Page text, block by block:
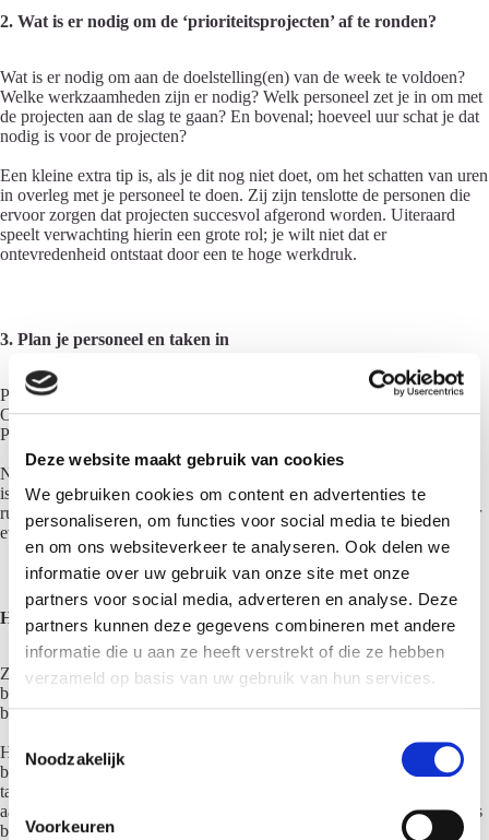
Deze website maakt gebruik van cookies
We gebruiken cookies om content en advertenties te
personaliseren, om functies voor social media te bieden
en om ons websiteverkeer te analyseren. Ook delen we
informatie over uw gebruik van onze site met onze
partners voor social media, adverteren en analyse. Deze
partners kunnen deze gegevens combineren met andere
informatie die u aan ze heeft verstrekt of die ze hebben
verzameld op basis van uw gebruik van hun services.
o
e
s
Noodzakelijk
Voorkeuren
2. Wat is er nodig om de ‘prioriteitsprojecten’ af te ronden?
Wat is er nodig om aan de doelstelling(en) van de week te voldoen?
Welke werkzaamheden zijn er nodig? Welk personeel zet je in om met
de projecten aan de slag te gaan? En bovenal; hoeveel uur schat je dat
nodig is voor de projecten?
Een kleine extra tip is, als je dit nog niet doet, om het schatten van uren
in overleg met je personeel te doen. Zij zijn tenslotte de personen die
ervoor zorgen dat projecten succesvol afgerond worden. Uiteraard
speelt verwachting hierin een grote rol; je wilt niet dat er
ontevredenheid ontstaat door een te hoge werkdruk.
3. Plan je personeel en taken in
Prioriteit? Check!
Overzicht in uren? Check!
Plannen? Bijna check.
Nu je een overzicht hebt van de uren die voor de projecten nodig zijn
is het tijd om het personeel in te plannen. Plan hierbij de uren iets
ruimer, zodat het risico op overuren beperkt wordt en er ruimte is voor
eventuele uitloop van de werkzaamheden.
Hoe bedrijfssoftware helpt bij het plannen van uren
Zojuist heb je drie tips gelezen die je zelf kunt doen om overuren te
bestrijden, maar wat als ik je vertel dat Digitaal Kantoor
bedrijfssoftware biedt om het plannen van personeel te automatiseren.
Het is tenslotte niet jouw taak om handmatig de uren te plannen. Jij
bent ondernemer, CEO of andere leidinggevende met de belangrijkste
taak om de onderneming te laten groeien. Je wilt geen tijd kwijt zijn
aan het handmatig beheren van de personeelsplanning, je hebt wel iets
beters te doen!